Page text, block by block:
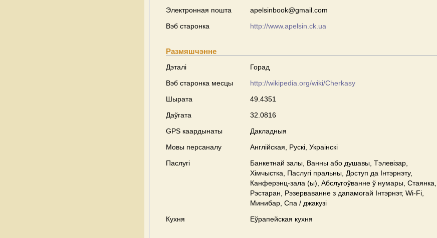
Электронная пошта
apelsinbook@gmail.com
Вэб старонка
http://www.apelsin.ck.ua
Размяшчэнне
Дэталі
Горад
Вэб старонка месцы
http://wikipedia.org/wiki/Cherkasy
Шырата
49.4351
Даўгата
32.0816
GPS каардынаты
Дакладныя
Мовы персаналу
Англійская, Рускі, Украінскі
Паслугі
Банкетнай залы, Ванны або душавы, Тэлевізар,
Хімчыстка, Паслугі пральны, Доступ да Інтэрнэту,
Канферэнц-зала (ы), Абслугоўванне ў нумары, Стаянка,
Рэстаран, Рэзерваванне з дапамогай Інтэрнэт, Wi-Fi,
Минибар, Спа / джакузі
Кухня
Еўрапейская кухня